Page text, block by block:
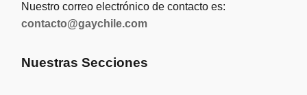
Nuestro correo electrónico de contacto es:
contacto@gaychile.com
Nuestras Secciones